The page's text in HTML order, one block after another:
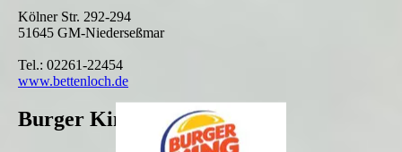
Kölner Str. 292-294
51645 GM-Niederseßmar
Tel.: 02261-22454
www.bettenloch.de
Burger King